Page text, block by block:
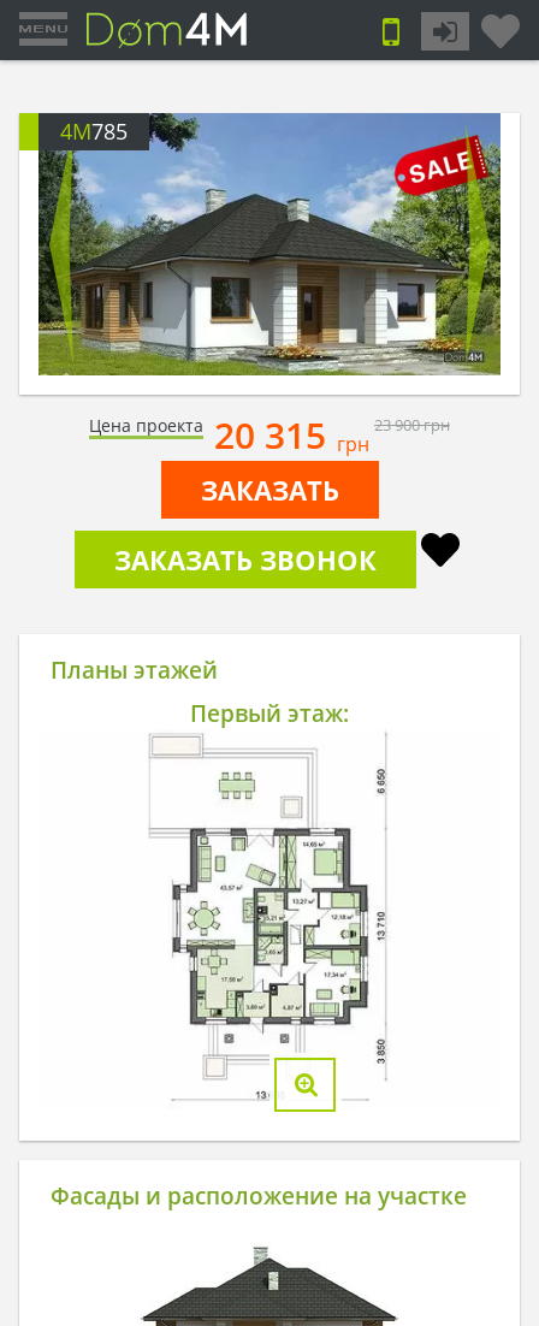
4M785
Цена проекта 20 315 грн
23 900грн
ЗАКАЗАТЬ
ЗАКАЗАТЬ ЗВОНОК
Планы этажей
Первый этаж:
Фасады и расположение на участке